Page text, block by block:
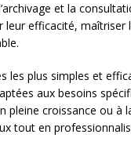
et la
efficacité, maîtriser
les plus simples et
aux besoins
pleine croissance ou à
tout en